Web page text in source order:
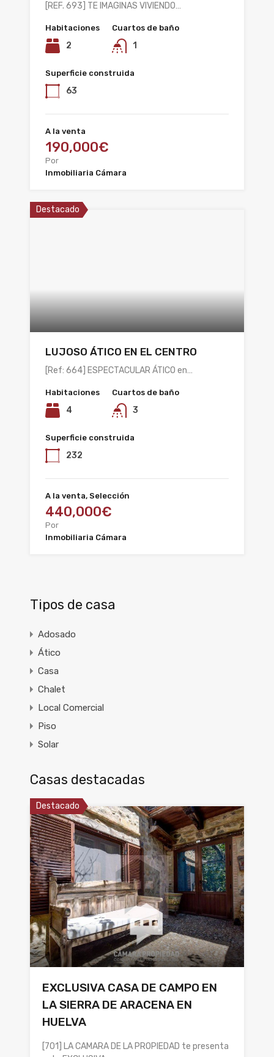
[REF. 693] TE IMAGINAS VIVIENDO…
Habitaciones
2
Cuartos de baño
1
Superficie construida
63
A la venta
190,000€
Por
Inmobiliaria Cámara
Destacado
LUJOSO ÁTICO EN EL CENTRO
[Ref: 664] ESPECTACULAR ÁTICO en…
Habitaciones
4
Cuartos de baño
3
Superficie construida
232
A la venta, Selección
440,000€
Por
Inmobiliaria Cámara
Tipos de casa
Adosado
Ático
Casa
Chalet
Local Comercial
Piso
Solar
Casas destacadas
Destacado
EXCLUSIVA CASA DE CAMPO EN
LA SIERRA DE ARACENA EN
HUELVA
[701] LA CAMARA DE LA PROPIEDAD te presenta